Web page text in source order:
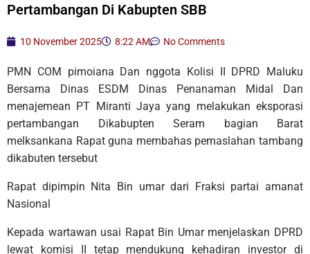
Pertambangan Di Kabupten SBB
10 November 2025 8:22 AM No Comments
PMN COM pimoiana Dan nggota Kolisi II DPRD Maluku
Bersama Dinas ESDM Dinas Penanaman Midal Dan
menajemean PT Miranti Jaya yang melakukan eksporasi
pertambangan Dikabupten Seram bagian Barat
melksankana Rapat guna membahas pemaslahan tambang
dikabuten tersebut
Rapat dipimpin Nita Bin umar dari Fraksi partai amanat
Nasional
Kepada wartawan usai Rapat Bin Umar menjelaskan DPRD
lewat komisi II tetap mendukung kehadiran investor di